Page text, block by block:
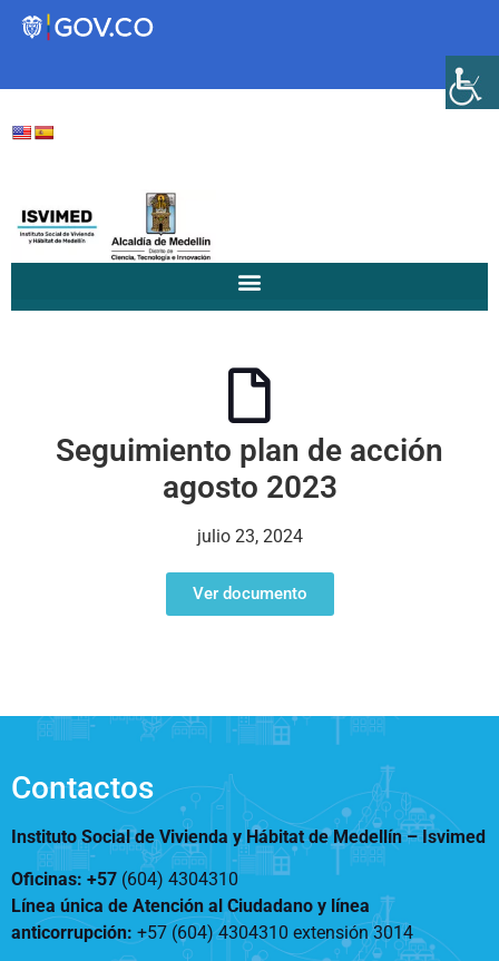
Transparencia
Participa
Hábitat de Medellín
Servicios
Mejoramiento de
Acompañamiento Social
Directorio de servidores
Encuesta de Percepción
A+ A A-
Tamaño de la
fuente
Contraste
Centro de relevo
Más Información sobre Accesibilidad
Seguimiento plan de acción
agosto 2023
julio 23, 2024
Ver documento
Contactos
Instituto Social de Vivienda y Hábitat de Medellín –Isvimed
Oficinas: +57 (604) 4304310
Línea única de Atención al Ciudadano y línea
anticorrupción: +57 (604) 4304310 extensión3014